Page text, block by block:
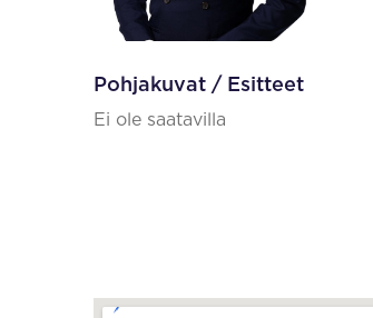
Pohjakuvat / Esitteet
Ei ole saatavilla